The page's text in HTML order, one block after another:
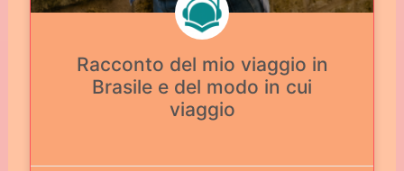
Racconto del mio viaggio in
Brasile e del modo in cui
viaggio